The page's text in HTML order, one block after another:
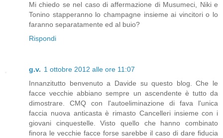
Mi chiedo se nel caso di affermazione di Musumeci, Niki e
Tonino stapperanno lo champagne insieme ai vincitori o lo
faranno separatamente ed al buio?
Rispondi
g.v. 1 ottobre 2012 alle ore 11:07
Innanzitutto benvenuto a Davide su questo blog. Che le
facce vecchie abbiano sempre un ascendente è tutto da
dimostrare. CMQ con l'autoeliminazione di fava l'unica
faccia nuova anticasta è rimasto Cancelleri insieme con i
giovani cinquestelle. Visto quello che hanno combinato
finora le vecchie facce forse sarebbe il caso di dare fiducia